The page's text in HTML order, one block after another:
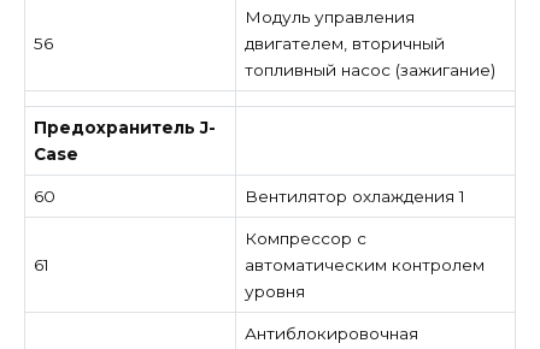
56
Модуль управления
двигателем, вторичный
топливный насос (зажигание)
Предохранитель J-
Case
60 Вентилятор охлаждения 1
61
Компрессор с
автоматическим контролем
уровня
Антиблокировочная